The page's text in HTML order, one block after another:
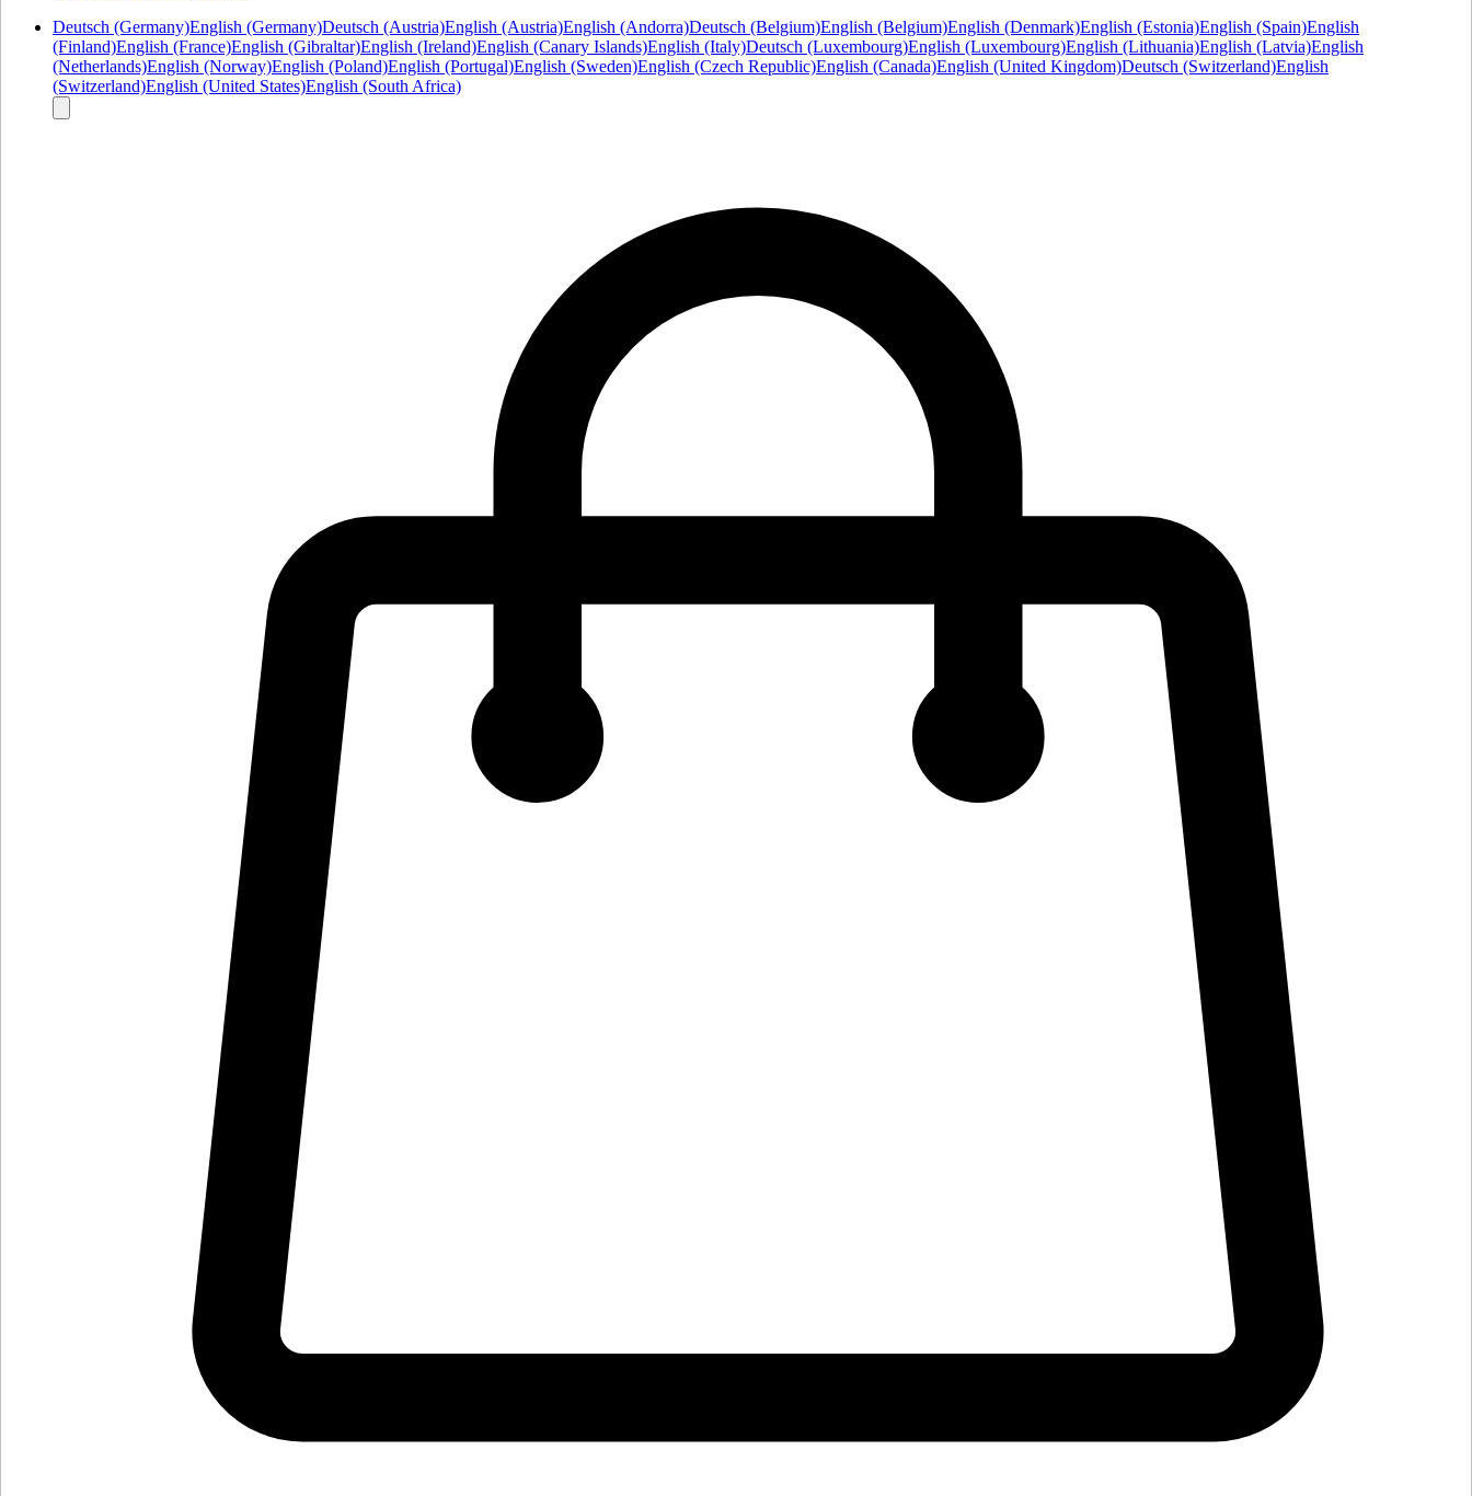
Deutsch (Germany)English (Germany)Deutsch (Austria)English (Austria)English (Andorra)Deutsch (Belgium)English (Belgium)English (Denmark)English (Estonia)English (Spain)English
(Finland)English (France)English (Gibraltar)English (Ireland)English (Canary Islands)English (Italy)Deutsch (Luxembourg)English (Luxembourg)English (Lithuania)English (Latvia)English
(Netherlands)English (Norway)English (Poland)English (Portugal)English (Sweden)English (Czech Republic)English (Canada)English (United Kingdom)Deutsch (Switzerland)English
(Switzerland)English (United States)English (South Africa)